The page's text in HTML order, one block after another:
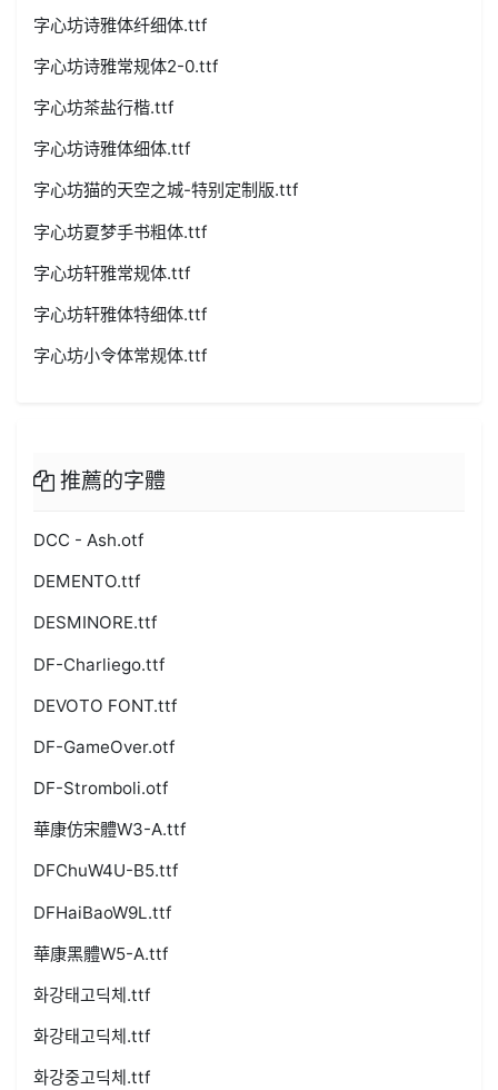
字心坊诗雅体纤细体.ttf
字心坊诗雅常规体2-0.ttf
字心坊茶盐行楷.ttf
字心坊诗雅体细体.ttf
字心坊猫的天空之城-特别定制版.ttf
字心坊夏梦手书粗体.ttf
字心坊轩雅常规体.ttf
字心坊轩雅体特细体.ttf
字心坊小令体常规体.ttf
推薦的字體
DCC - Ash.otf
DEMENTO.ttf
DESMINORE.ttf
DF-Charliego.ttf
DEVOTO FONT.ttf
DF-GameOver.otf
DF-Stromboli.otf
華康仿宋體W3-A.ttf
DFChuW4U-B5.ttf
DFHaiBaoW9L.ttf
華康黑體W5-A.ttf
화강태고딕체.ttf
화강태고딕체.ttf
화강중고딕체.ttf